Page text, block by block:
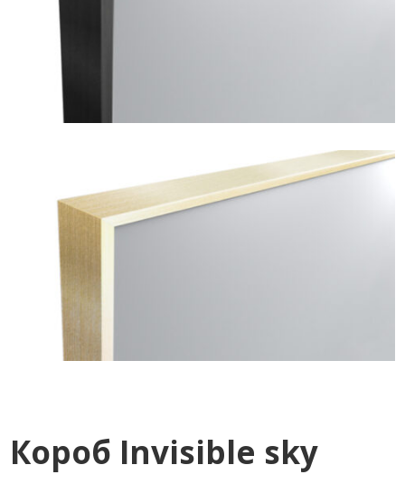
Короб Invisible sky